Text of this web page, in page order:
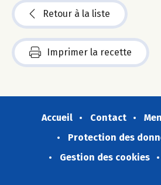
Retour à la liste
Imprimer la recette
Accueil Contact
Protection des
Gestion des cookies